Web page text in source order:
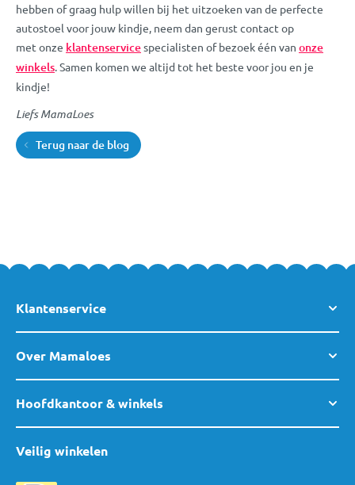
hebben of graag hulp willen bij het uitzoeken van de perfecte
autostoel voor jouw kindje, neem dan gerust contact op
met onze klantenservicespecialisten of bezoek één van onze
winkels. Samen komen we altijd tot het beste voor jou en je
kindje!
Liefs MamaLoes
Terug naar de blog
Klantenservice
Over Mamaloes
Hoofdkantoor & winkels
Veilig winkelen